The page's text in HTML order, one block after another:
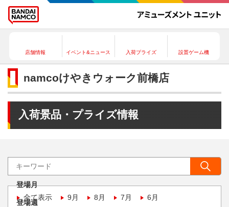
店舗情報 イベント&ニュース 入荷プライズ 設置ゲーム機
namcoけやきウォーク前橋店
入荷景品・プライズ情報
登場月
全て表示
9月 8月 7月 6月
登場週